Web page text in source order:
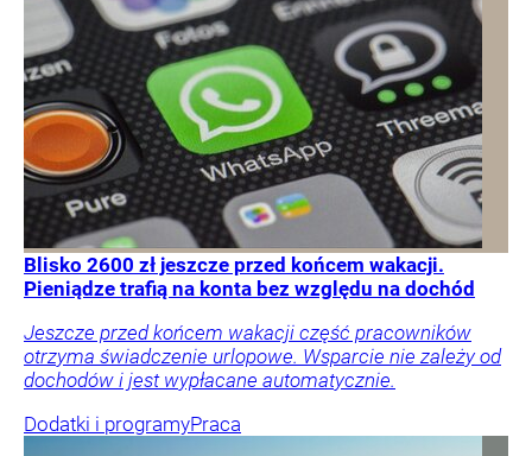
Blisko 2600 zł jeszcze przed końcem wakacji.
Pieniądze trafią na konta bez względu na dochód
Jeszcze przed końcem wakacji część pracowników
otrzyma świadczenie urlopowe. Wsparcie nie zależy od
dochodów i jest wypłacane automatycznie.
Dodatki i programyPraca